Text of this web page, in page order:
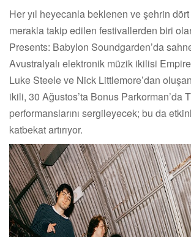
Her yıl heyecanla beklenen ve şehrin dört
merakla takip edilen festivallerden biri
Presents: Babylon Soundgarden’da
Avustralyalı elektronik müzik ikilisi
Luke Steele ve Nick Littlemore’dan
ikili, 30 Ağustos’ta Bonus Parkorman’da
performanslarını sergileyecek; bu da
katbekat artırıyor.